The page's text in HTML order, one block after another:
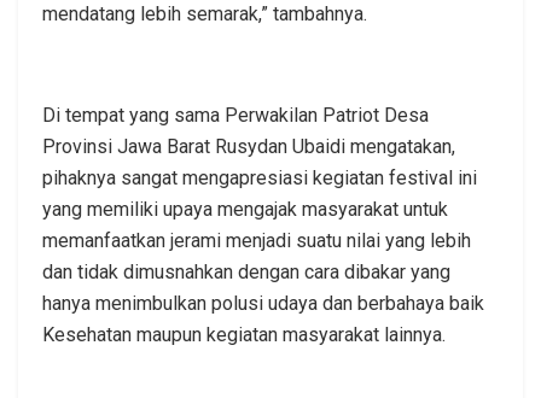
mendatang lebih semarak,” tambahnya.
Di tempat yang sama Perwakilan Patriot Desa
Provinsi Jawa Barat Rusydan Ubaidi mengatakan,
pihaknya sangat mengapresiasi kegiatan festival ini
yang memiliki upaya mengajak masyarakat untuk
memanfaatkan jerami menjadi suatu nilai yang lebih
dan tidak dimusnahkan dengan cara dibakar yang
hanya menimbulkan polusi udaya dan berbahaya baik
Kesehatan maupun kegiatan masyarakat lainnya.